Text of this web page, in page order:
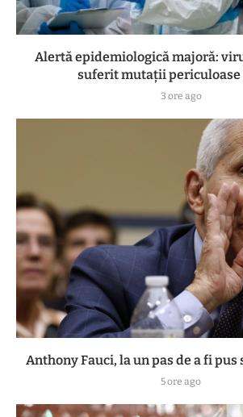
Alertă epidemiologică majoră:
suferit mutații periculoase
3 ore ago
Anthony Fauci, la un pas de a fi pus
5 ore ago